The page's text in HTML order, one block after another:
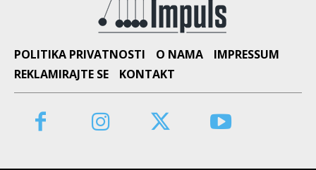
POLITIKA PRIVATNOSTI O NAMA
IMPRESSUM
REKLAMIRAJTE SE
KONTAKT